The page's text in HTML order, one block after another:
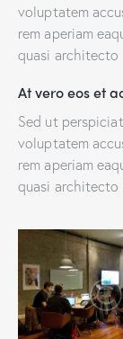
voluptatem
rem aperiam
quasi architecto
At vero eos et
Sed ut
voluptatem
rem aperiam
quasi architecto